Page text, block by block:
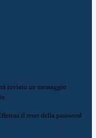
inviato un messaggio
il reset della password